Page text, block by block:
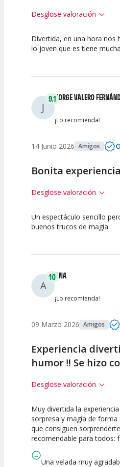
Desglose valoración
7.5 7.5
Divertida, en una hora nos
lo joven que es tiene
J
9.1JORGE VALERO
¡Lo recomienda!
14 Junio 2026 Amigos
Bonita experiencia
Desglose valoración
10 7.5
Un espectáculo sencillo
buenos trucos de magia.
A
10ANA
¡Lo recomienda!
09 Marzo 2026 Amigos
Experiencia
humor !! Se hizo
Desglose valoración
10
Calidad del
Espectáculo
10
Puesta en
Escena
Muy divertida la
sorpresa y magia de
que consiguen
recomendable para todos:
Una velada muy